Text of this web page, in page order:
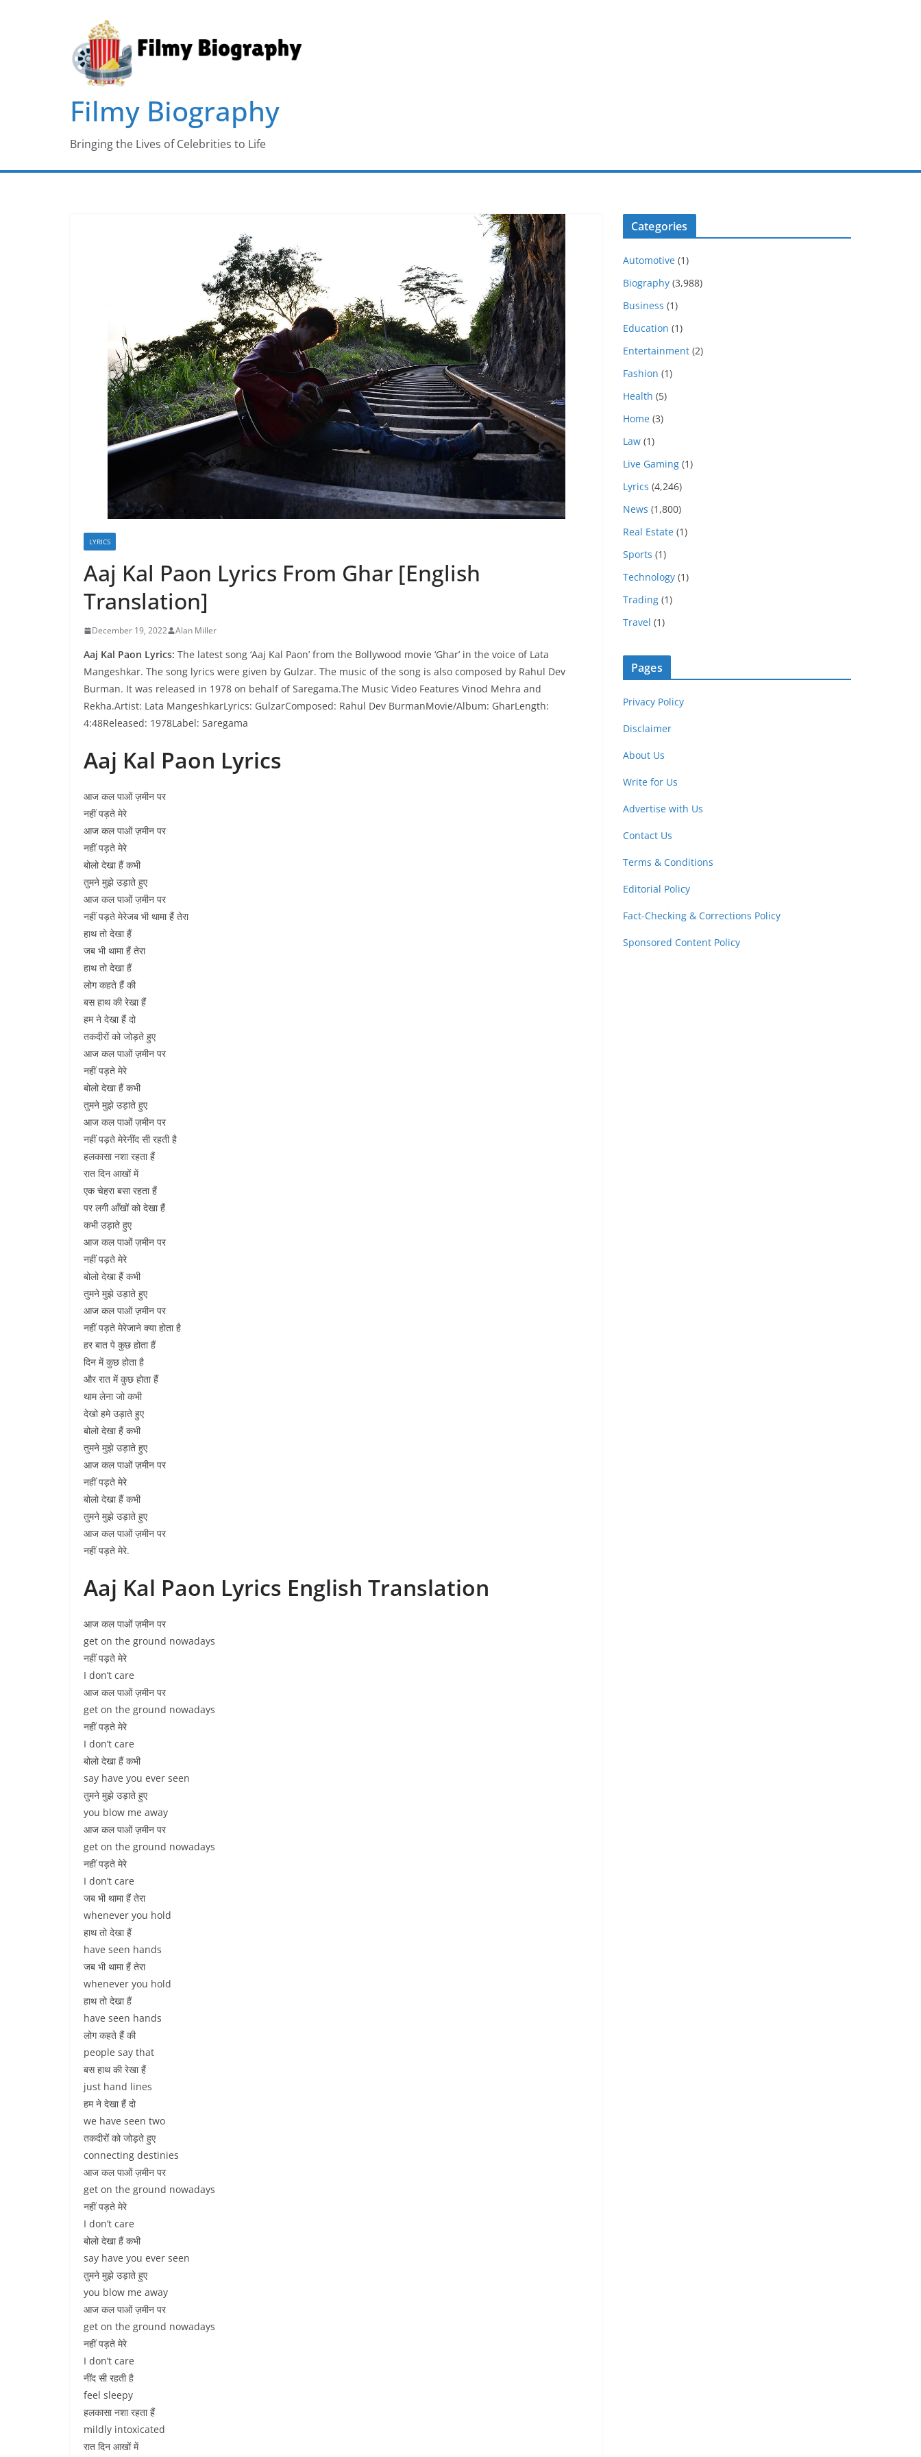
Filmy Biography
Bringing the Lives of Celebrities to Life
LYRICS
Aaj Kal Paon Lyrics From Ghar [English
Translation]
December 19, 2022 Alan Miller
Aaj Kal Paon Lyrics: The latest song ‘Aaj Kal Paon’ from the Bollywood movie ‘Ghar’ in the voice of Lata
Mangeshkar. The song lyrics were given by Gulzar. The music of the song is also composed by Rahul Dev
Burman. It was released in 1978 on behalf of Saregama.The Music Video Features Vinod Mehra and
Rekha.Artist: Lata MangeshkarLyrics: GulzarComposed: Rahul Dev BurmanMovie/Album: GharLength:
4:48Released: 1978Label: Saregama
Aaj Kal Paon Lyrics
आज कल पाओं ज़मीन पर
नहीं पड़ते मेरे
आज कल पाओं ज़मीन पर
नहीं पड़ते मेरे
बोलो देखा हैं कभी
तुमने मुझे उड़ाते हुए
आज कल पाओं ज़मीन पर
नहीं पड़ते मेरेजब भी थामा हैं तेरा
हाथ तो देखा हैं
जब भी थामा हैं तेरा
हाथ तो देखा हैं
लोग कहते हैं की
बस हाथ की रेखा हैं
हम ने देखा हैं दो
तकदीरों को जोड़ते हुए
आज कल पाओं ज़मीन पर
नहीं पड़ते मेरे
बोलो देखा हैं कभी
तुमने मुझे उड़ाते हुए
आज कल पाओं ज़मीन पर
नहीं पड़ते मेरेनींद सी रहती है
हलकासा नशा रहता हैं
रात दिन आखों में
एक चेहरा बसा रहता हैं
पर लगी आँखों को देखा हैं
कभी उड़ाते हुए
आज कल पाओं ज़मीन पर
नहीं पड़ते मेरे
बोलो देखा हैं कभी
तुमने मुझे उड़ाते हुए
आज कल पाओं ज़मीन पर
नहीं पड़ते मेरेजाने क्या होता है
हर बात पे कुछ होता हैं
दिन में कुछ होता है
और रात में कुछ होता हैं
थाम लेना जो कभी
देखो हमे उड़ाते हुए
बोलो देखा हैं कभी
तुमने मुझे उड़ाते हुए
आज कल पाओं ज़मीन पर
नहीं पड़ते मेरे
बोलो देखा हैं कभी
तुमने मुझे उड़ाते हुए
आज कल पाओं ज़मीन पर
नहीं पड़ते मेरे.
Aaj Kal Paon Lyrics English Translation
आज कल पाओं ज़मीन पर
get on the ground nowadays
नहीं पड़ते मेरे
I don’t care
आज कल पाओं ज़मीन पर
get on the ground nowadays
नहीं पड़ते मेरे
I don’t care
बोलो देखा हैं कभी
say have you ever seen
तुमने मुझे उड़ाते हुए
you blow me away
आज कल पाओं ज़मीन पर
get on the ground nowadays
नहीं पड़ते मेरे
I don’t care
जब भी थामा हैं तेरा
whenever you hold
हाथ तो देखा हैं
have seen hands
जब भी थामा हैं तेरा
whenever you hold
हाथ तो देखा हैं
have seen hands
लोग कहते हैं की
people say that
बस हाथ की रेखा हैं
just hand lines
हम ने देखा हैं दो
we have seen two
तकदीरों को जोड़ते हुए
connecting destinies
आज कल पाओं ज़मीन पर
get on the ground nowadays
नहीं पड़ते मेरे
I don’t care
बोलो देखा हैं कभी
say have you ever seen
तुमने मुझे उड़ाते हुए
you blow me away
आज कल पाओं ज़मीन पर
get on the ground nowadays
नहीं पड़ते मेरे
I don’t care
नींद सी रहती है
feel sleepy
हलकासा नशा रहता हैं
mildly intoxicated
रात दिन आखों में
Categories
Automotive (1)
Biography (3,988)
Business (1)
Education (1)
Entertainment (2)
Fashion (1)
Health (5)
Home (3)
Law (1)
Live Gaming (1)
Lyrics (4,246)
News (1,800)
Real Estate (1)
Sports (1)
Technology (1)
Trading (1)
Travel (1)
Pages
Privacy Policy
Disclaimer
About Us
Write for Us
Advertise with Us
Contact Us
Terms & Conditions
Editorial Policy
Fact-Checking & Corrections Policy
Sponsored Content Policy